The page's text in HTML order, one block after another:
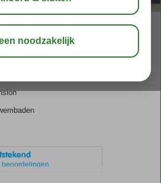
beoordelingen